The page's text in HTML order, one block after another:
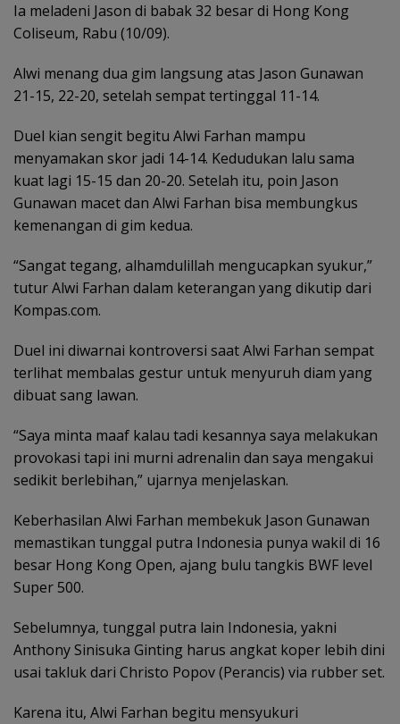
Ia meladeni Jason di babak 32 besar di Hong Kong
Coliseum, Rabu (10/09).
Alwi menang dua gim langsung atas Jason Gunawan
21-15, 22-20, setelah sempat tertinggal 11-14.
Duel kian sengit begitu Alwi Farhan mampu
menyamakan skor jadi 14-14. Kedudukan lalu sama
kuat lagi 15-15 dan 20-20. Setelah itu, poin Jason
Gunawan macet dan Alwi Farhan bisa membungkus
kemenangan di gim kedua.
“Sangat tegang, alhamdulillah mengucapkan syukur,”
tutur Alwi Farhan dalam keterangan yang dikutip dari
Kompas.com.
Duel ini diwarnai kontroversi saat Alwi Farhan sempat
terlihat membalas gestur untuk menyuruh diam yang
dibuat sang lawan.
“Saya minta maaf kalau tadi kesannya saya melakukan
provokasi tapi ini murni adrenalin dan saya mengakui
sedikit berlebihan,” ujarnya menjelaskan.
Keberhasilan Alwi Farhan membekuk Jason Gunawan
memastikan tunggal putra Indonesia punya wakil di 16
besar Hong Kong Open, ajang bulu tangkis BWF level
Super 500.
Sebelumnya, tunggal putra lain Indonesia, yakni
Anthony Sinisuka Ginting harus angkat koper lebih dini
usai takluk dari Christo Popov (Perancis) via rubber set.
Karena itu, Alwi Farhan begitu mensyukuri